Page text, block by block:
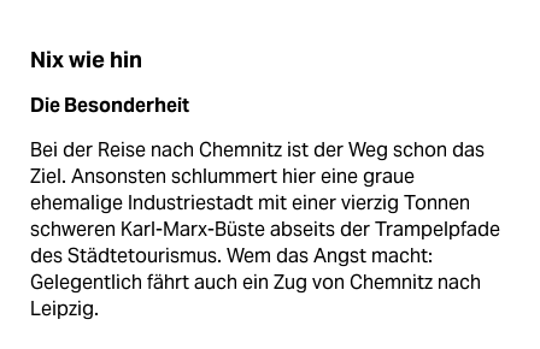
Nix wie hin
Die Besonderheit
Bei der Reise nach Chemnitz ist der Weg schon das
Ziel. Ansonsten schlummert hier eine graue
ehemalige Industriestadt mit einer vierzig Tonnen
schweren Karl-Marx-Büste abseits der Trampelpfade
des Städte­tourismus. Wem das Angst macht:
Gelegentlich fährt auch ein Zug von Chemnitz nach
Leipzig.